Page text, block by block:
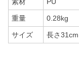
重量 0.28kg
サイズ 長さ